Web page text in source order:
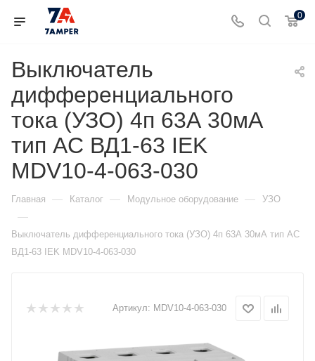
0
Выключатель
дифференциального
тока (УЗО) 4п 63А 30мА
тип AC ВД1-63 IEK
MDV10-4-063-030
Главная — Каталог — Модульное оборудование — УЗО
—
Выключатель дифференциального тока (УЗО) 4п 63А 30мА тип AC
ВД1-63 IEK MDV10-4-063-030
Артикул: MDV10-4-063-030